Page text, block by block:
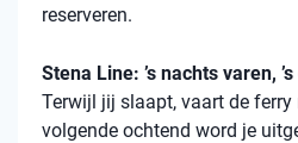
reserveren.
Stena Line: ’s nachts varen,
Terwijl jij slaapt, vaart de
volgende ochtend word je